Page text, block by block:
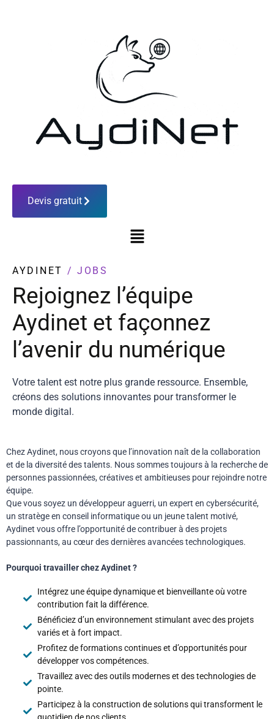
Devis gratuit
AYDINET /JOBS
Rejoignez l’équipe
Aydinet et façonnez
l’avenir du numérique
Votre talent est notre plus grande ressource. Ensemble,
créons des solutions innovantes pour transformer le
monde digital.
Chez Aydinet, nous croyons que l’innovation naît de la collaboration
et de la diversité des talents. Nous sommes toujours à la recherche de
personnes passionnées, créatives et ambitieuses pour rejoindre notre
équipe.
Que vous soyez un développeur aguerri, un expert en cybersécurité,
un stratège en conseil informatique ou un jeune talent motivé,
Aydinet vous offre l’opportunité de contribuer à des projets
passionnants, au cœur des dernières avancées technologiques.
Pourquoi travailler chez Aydinet ?
Intégrez une équipe dynamique et bienveillante où votre
contribution fait la différence.
Bénéficiez d’un environnement stimulant avec des projets
variés et à fort impact.
Profitez de formations continues et d’opportunités pour
développer vos compétences.
Travaillez avec des outils modernes et des technologies de
pointe.
Participez à la construction de solutions qui transforment le